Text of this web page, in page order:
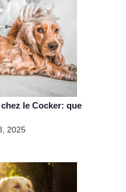
le Cocker: que
2025